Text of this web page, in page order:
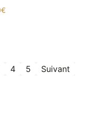
€
4 5 Suivant